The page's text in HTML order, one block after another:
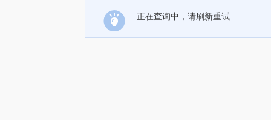
正在查询中，请刷新重试